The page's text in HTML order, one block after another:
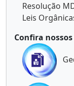
Resolução
Leis
Confira